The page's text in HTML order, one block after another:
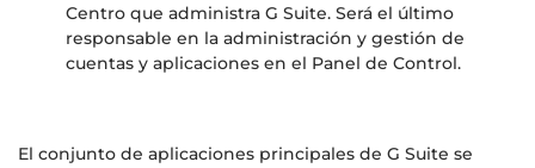
Centro que administra G Suite. Será el último
responsable en la administración y gestión de
cuentas y aplicaciones en el Panel de Control.
El conjunto de aplicaciones principales de G Suite se